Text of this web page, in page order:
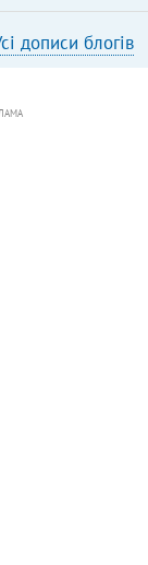
дописи блогів